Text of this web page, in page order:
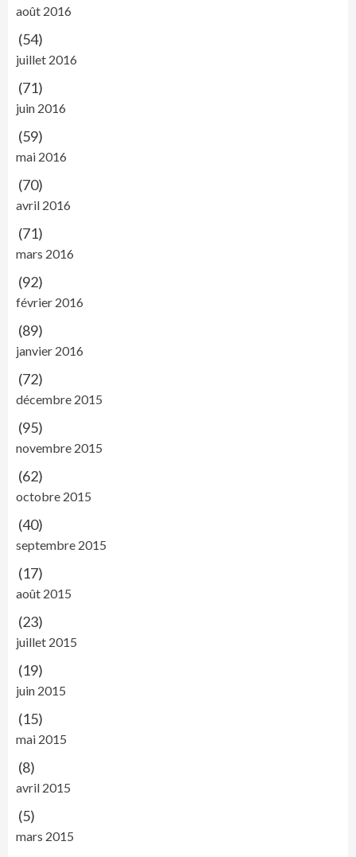
août 2016
(54)
juillet 2016
(71)
juin 2016
(59)
mai 2016
(70)
avril 2016
(71)
mars 2016
(92)
février 2016
(89)
janvier 2016
(72)
décembre 2015
(95)
novembre 2015
(62)
octobre 2015
(40)
septembre 2015
(17)
août 2015
(23)
juillet 2015
(19)
juin 2015
(15)
mai 2015
(8)
avril 2015
(5)
mars 2015